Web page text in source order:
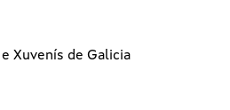
Xuvenís de Galicia